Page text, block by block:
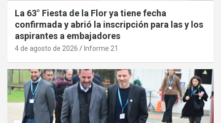
La 63° Fiesta de la Flor ya tiene fecha
confirmada y abrió la inscripción para las y los
aspirantes a embajadores
4 de agosto de 2026 Informe 21